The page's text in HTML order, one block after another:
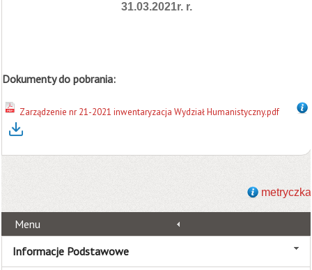
31.03.2021r. r.
Dokumenty do pobrania:
Zarządzenie nr 21-2021 inwentaryzacja Wydział Humanistyczny.pdf
metryczka
Menu
Informacje Podstawowe